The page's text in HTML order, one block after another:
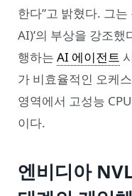
한다”고 밝혔다. 그는
AI)’의 부상을 강조
행하는 AI 에이전트
가 비효율적인 오케
영역에서 고성능
이다.
엔비디아